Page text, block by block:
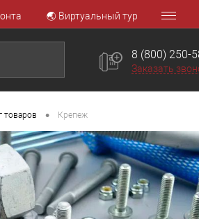
🌏 Виртуальный тур
8 (800) 250-
Заказать
товаров • Крепеж